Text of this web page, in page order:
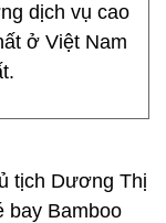
dịch vụ cao
ở Việt Nam
tịch Dương Thị
bay Bamboo